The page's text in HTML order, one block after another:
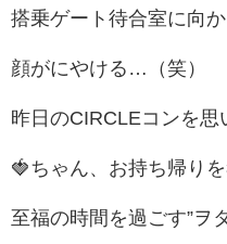
搭乗ゲート待合室に向か
顔がにやける…（笑）
昨日のCIRCLEコンを思
🍓ちゃん、お持ち帰り
至福の時間を過ごす”ヲ